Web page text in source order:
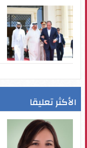
الأكثر تعليقا